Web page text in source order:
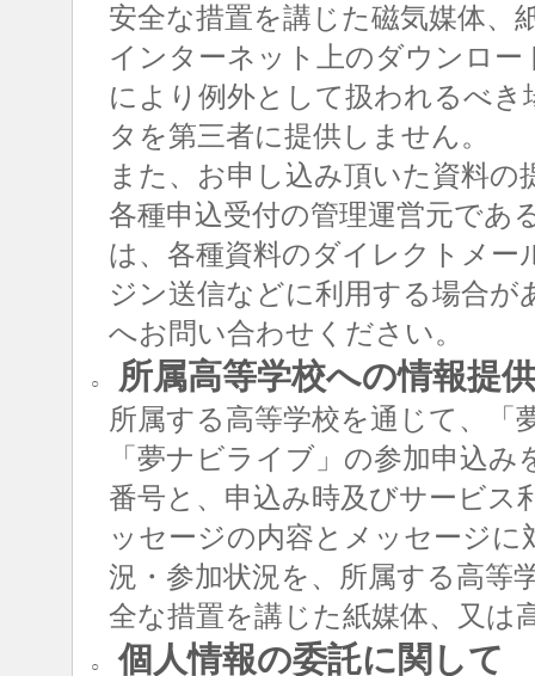
安全な措置を講じた磁気媒体、
インターネット上のダウンロ
により例外として扱われるべ
タを第三者に提供しません。
また、お申し込み頂いた資料
各種申込受付の管理運営元であ
は、各種資料のダイレクトメー
ジン送信などに利用する場合
へお問い合わせください。
○ 所属高等学校への情報提
所属する高等学校を通じて、「
「夢ナビライブ」の参加申込
番号と、申込み時及びサービス
ッセージの内容とメッセージ
況・参加状況を、所属する高等
全な措置を講じた紙媒体、又は
○ 個人情報の委託に関して